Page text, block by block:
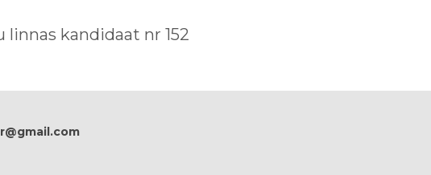
linnas kandidaat nr 152